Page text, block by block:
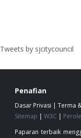
Tweets by sjcitycouncil
Penafian
Dasar Privasi | Terma
Sitemap | W3C |
Paparan terbaik